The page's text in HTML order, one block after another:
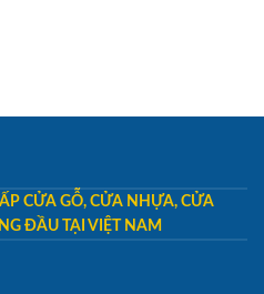
CỬA GỖ, CỬA NHỰA, CỬA
ĐẦU TẠI VIỆT NAM